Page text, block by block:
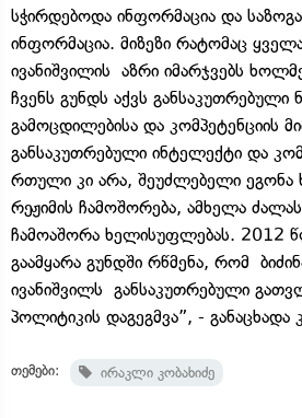
სჭირდებოდა ინფორმაცია და
ინფორმაცია. მიზეზი რატომაც
ივანიშვილის აზრი იმარჯვებს
ჩვენს გუნდს აქვს განსაკუთრებული
გამოცდილებისა და კომპეტენციის
განსაკუთრებული ინტელექტი და
რთული კი არა, შეუძლებელი ეგონა
რეჟიმის ჩამოშორება, ამხელა
ჩამოაშორა ხელისუფლებას. 2012
გაამყარა გუნდში რწმენა, რომ
ივანიშვილს განსაკუთრებული
პოლიტიკის დაგეგმვა”, - განაცხადა
თემები: ირაკლი კობახიძე